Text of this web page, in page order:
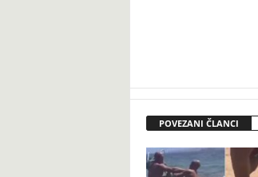
POVEZANI ČLANCI